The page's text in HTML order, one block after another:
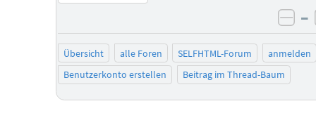
–
Übersicht alle Foren SELFHTML-Forum
anmelden
Benutzerkonto erstellen
Beitrag im Thread-Baum